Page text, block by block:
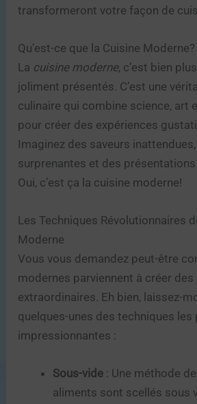
transformeront votre façon de
Qu’est-ce que la Cuisine Moderne?
La cuisine moderne, c’est bien
joliment présentés. C’est une
culinaire qui combine science, art
pour créer des expériences
Imaginez des saveurs
surprenantes et des
Oui, c’est ça la cuisine moderne!
Les Techniques Révolutionnaires
Moderne
Vous vous demandez peut-être
modernes parviennent à créer
extraordinaires. Eh bien, laissez-
quelques-unes des techniques les
impressionnantes :
Sous-vide : Une méthode
aliments sont scellés sous